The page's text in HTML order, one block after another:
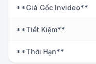
**Giá Gốc Invideo**
**Tiết Kiệm**
**Thời Hạn**